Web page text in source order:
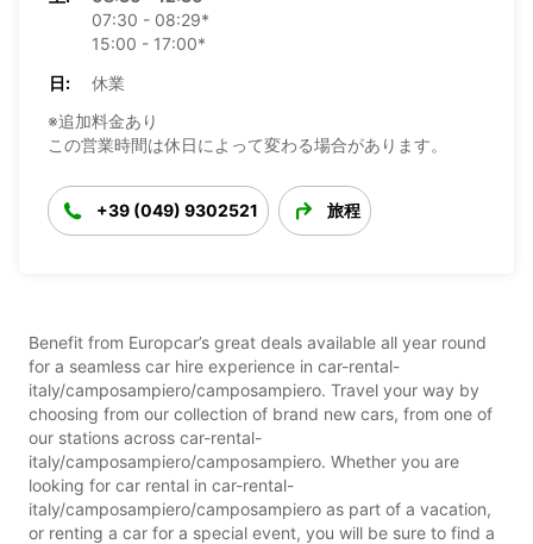
07:30 - 08:29*
15:00 - 17:00*
日:
休業
※追加料金あり
この営業時間は休日によって変わる場合があります。
+39 (049) 9302521 旅程
Benefit from Europcar’s great deals available all year round
for a seamless car hire experience in car-rental-
italy/camposampiero/camposampiero. Travel your way by
choosing from our collection of brand new cars, from one of
our stations across car-rental-
italy/camposampiero/camposampiero. Whether you are
looking for car rental in car-rental-
italy/camposampiero/camposampiero as part of a vacation,
or renting a car for a special event, you will be sure to find a